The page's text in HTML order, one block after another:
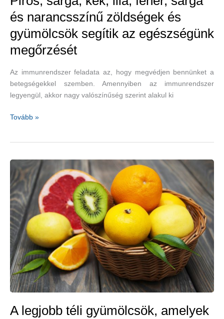
és narancsszínű zöldségek és
gyümölcsök segítik az egészségünk
megőrzését
Az immunrendszer feladata az, hogy megvédjen bennünket a
betegségekkel szemben. Amennyiben az immunrendszer
legyengül, akkor nagy valószínűség szerint alakul ki
Piros,
fehér,
sárga
és
narancsszínű
zöldségek
és
gyümölcsök
segítik
az
egészségünk
megőrzését
Tovább »
A legjobb téli gyümölcsök, amelyek